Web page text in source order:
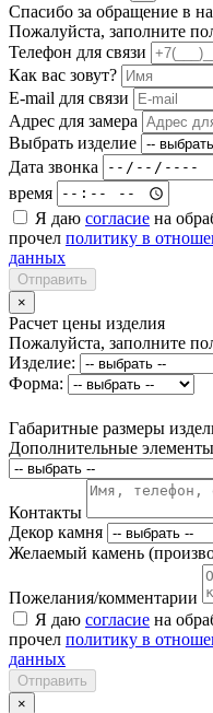
Спасибо за обращение в
Пожалуйста, заполните
Телефон для связи
Как вас зовут?
E-mail для связи
Адрес для замера
Выбрать изделие
Дата звонка
время
Я даю согласие на
прочел политику в
данных
Отправить
×
Расчет цены изделия
Пожалуйста, заполните
Изделие:
Форма:
Габаритные размеры
Дополнительные элементы
Контакты
Декор камня
Желаемый камень
Пожелания/комментарии
Я даю согласие на
прочел политику в
данных
Отправить
×